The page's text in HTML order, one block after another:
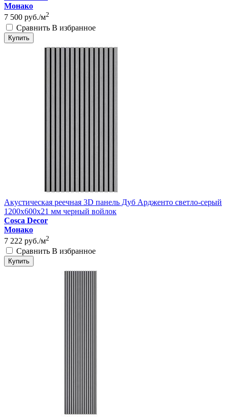
Монако
7 500 руб./м2
Сравнить В избранное
Купить
Акустическая реечная 3D панель Дуб Ардженто светло-серый
1200x600x21 мм черный войлок
Cosca Decor
Монако
7 222 руб./м2
Сравнить В избранное
Купить